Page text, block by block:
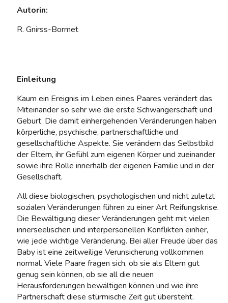
Autorin:
R. Gnirss-Bormet
Einleitung
Kaum ein Ereignis im Leben eines Paares verändert das
Miteinander so sehr wie die erste Schwangerschaft und
Geburt. Die damit einhergehenden Veränderungen haben
körperliche, psychische, partnerschaftliche und
gesellschaftliche Aspekte. Sie verändern das Selbstbild
der Eltern, ihr Gefühl zum eigenen Körper und zueinander
sowie ihre Rolle innerhalb der eigenen Familie und in der
Gesellschaft.
All diese biologischen, psychologischen und nicht zuletzt
sozialen Veränderungen führen zu einer Art Reifungskrise.
Die Bewältigung dieser Veränderungen geht mit vielen
innerseelischen und interpersonellen Konflikten einher,
wie jede wichtige Veränderung. Bei aller Freude über das
Baby ist eine zeitweilige Verunsicherung vollkommen
normal. Viele Paare fragen sich, ob sie als Eltern gut
genug sein können, ob sie all die neuen
Herausforderungen bewältigen können und wie ihre
Partnerschaft diese stürmische Zeit gut übersteht.